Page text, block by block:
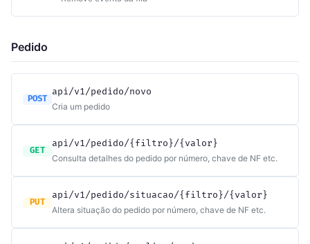
Pedido
POST
api/v1/pedido/novo
Cria um pedido
GET
api/v1/pedido/{filtro}/{valor}
Consulta detalhes do pedido por número, chave de NF etc.
PUT
api/v1/pedido/situacao/{filtro}/{valor}
Altera situação do pedido por número, chave de NF etc.